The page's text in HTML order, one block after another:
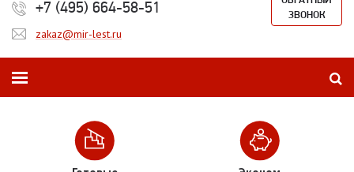
+7 (495) 664-58-51
ЗВОНОК
zakaz@mir-lest.ru